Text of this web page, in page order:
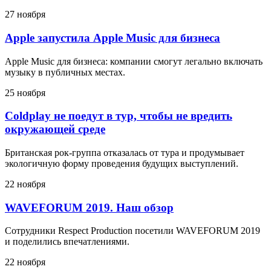
27 ноября
Apple запустила Apple Music для бизнеса
Apple Music для бизнеса: компании смогут легально включать
музыку в публичных местах.
25 ноября
Coldplay не поедут в тур, чтобы не вредить
окружающей среде
Британская рок-группа отказалась от тура и продумывает
экологичную форму проведения будущих выступлений.
22 ноября
WAVEFORUM 2019. Наш обзор
Сотрудники Respect Production посетили WAVEFORUM 2019
и поделились впечатлениями.
22 ноября